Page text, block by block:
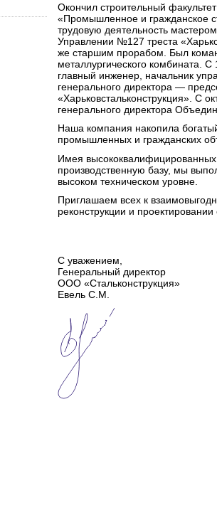
Окончил строительный
«Промышленное и гражданское
трудовую деятельность
Управлении №127 треста
же старшим прорабом. Был
металлургического комбината.
главный инженер, начальник
генерального директора —
«Харьковстальконструкция». С
генерального директора
Наша компания накопила
промышленных и гражданских
Имея
производственную базу, мы
высоком техническом уровне.
Приглашаем всех к
реконструкции и
С уважением,
Генеральный директор
ООО «Стальконструкция»
Евель С.М.